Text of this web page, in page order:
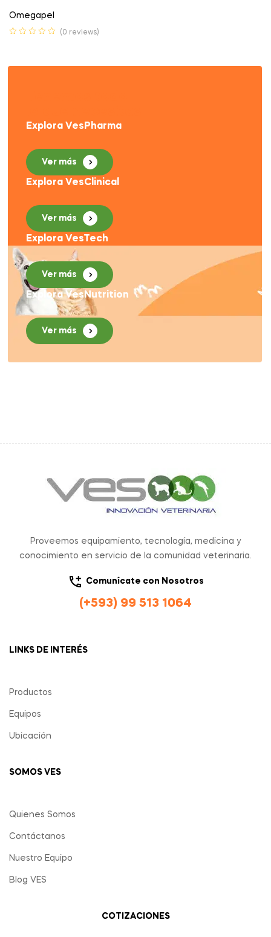
Omegapel
(0 reviews)
Explora VesPharma
Ver más
Explora VesClinical
Ver más
Explora VesTech
Ver más
Explora VesNutrition
Ver más
Proveemos equipamiento, tecnología, medicina y
conocimiento en servicio de la comunidad veterinaria.
Comunícate con Nosotros
(+593) 99 513 1064
LINKS DE INTERÉS
Productos
Equipos
Ubicación
SOMOS VES
Quienes Somos
Contáctanos
Nuestro Equipo
Blog VES
COTIZACIONES